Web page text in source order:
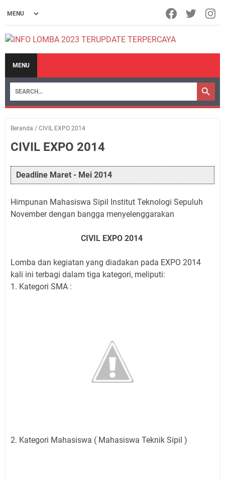
MENU
Beranda / CIVIL EXPO 2014
CIVIL EXPO 2014
Deadline Maret - Mei 2014
Himpunan Mahasiswa Sipil Institut Teknologi Sepuluh
November dengan bangga menyelenggarakan
CIVIL EXPO 2014
Lomba dan kegiatan yang diadakan pada EXPO 2014
kali ini terbagi dalam tiga kategori, meliputi:
1. Kategori SMA :
2. Kategori Mahasiswa ( Mahasiswa Teknik Sipil )